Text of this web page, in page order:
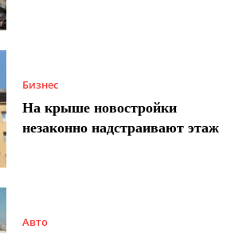
Бизнес
На крыше новостройки
незаконно надстраивают этаж
Авто